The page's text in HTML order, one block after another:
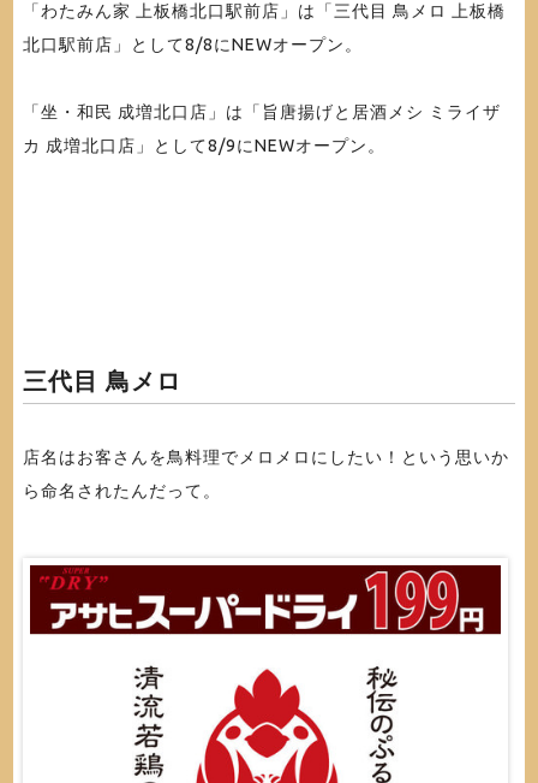
「わたみん家 上板橋北口駅前店」は「三代目 鳥メロ 上板橋
北口駅前店」として8/8にNEWオープン。
「坐・和民 成増北口店」は「旨唐揚げと居酒メシ ミライザ
カ 成増北口店」として8/9にNEWオープン。
三代目 鳥メロ
店名はお客さんを鳥料理でメロメロにしたい！という思いか
ら命名されたんだって。